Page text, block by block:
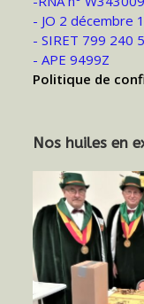
- JO 2 décembre
- SIRET 799 240
- APE 9499Z
Politique de
Nos huiles en